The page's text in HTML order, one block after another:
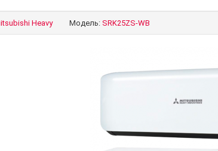
Heavy Модель: SRK25ZS-WB